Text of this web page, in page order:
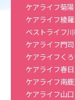
ケアライフ菊陽
ケアライフ綾
ベストライフ
ケアライフ門司
ケアライフく
ケアライフ春日
ケアライフ南
ケアライフ山口